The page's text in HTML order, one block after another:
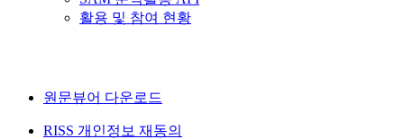
활용 및 참여 현황
원문뷰어 다운로드
RISS 개인정보 재동의